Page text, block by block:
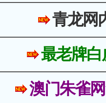
青龙网
最老牌白
澳门朱雀